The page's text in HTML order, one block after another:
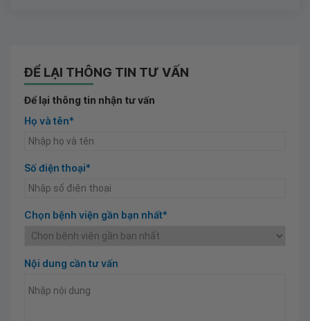
ĐỂ LẠI THÔNG TIN TƯ VẤN
Để lại thông tin nhận tư vấn
Họ và tên*
Số điện thoại*
Chọn bệnh viện gần bạn nhất*
Nội dung cần tư vấn